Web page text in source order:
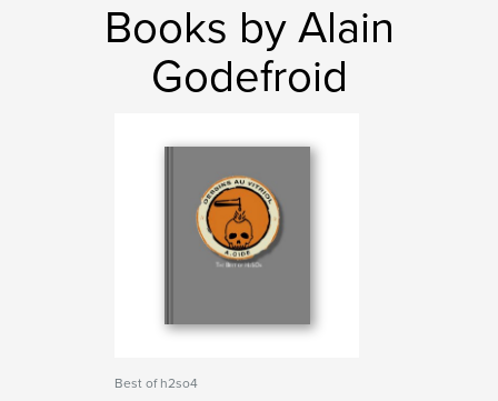
Books by Alain
Godefroid
Best of h2so4